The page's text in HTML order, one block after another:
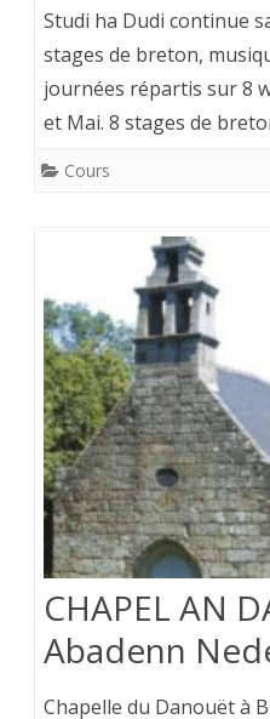
Studi ha Dudi continue
stages de breton,
journées répartis sur 8
et Mai. 8 stages de
Cours
CHAPEL AN
Abadenn
Chapelle du Danouët à